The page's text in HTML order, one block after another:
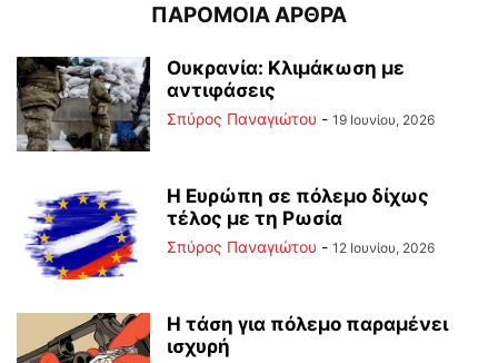
ΠΑΡΟΜΟΙΑ ΑΡΘΡΑ
Ουκρανία: Κλιμάκωση με
αντιφάσεις
Σπύρος Παναγιώτου - 19 Ιουνίου, 2026
Η Ευρώπη σε πόλεμο δίχως
τέλος με τη Ρωσία
Σπύρος Παναγιώτου - 12 Ιουνίου, 2026
Η τάση για πόλεμο παραμένει
ισχυρή